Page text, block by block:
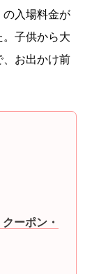
の入場料金が
子供から大
、お出かけ前
ーポン・